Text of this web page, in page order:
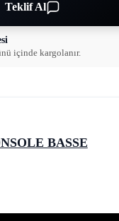
Teklif Al
içinde kargolanır.
BASSE